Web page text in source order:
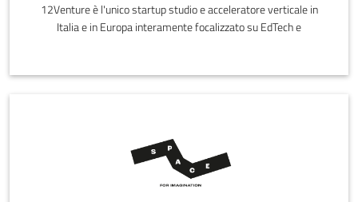
12Venture è l'unico startup studio e acceleratore verticale in
Italia e in Europa interamente focalizzato su EdTech e